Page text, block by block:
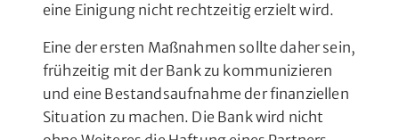
eine Einigung nicht rechtzeitig erzielt wird.
Eine der ersten Maßnahmen sollte daher sein,
frühzeitig mit der Bank zu kommunizieren
und eine Bestandsaufnahme der finanziellen
Situation zu machen. Die Bank wird nicht